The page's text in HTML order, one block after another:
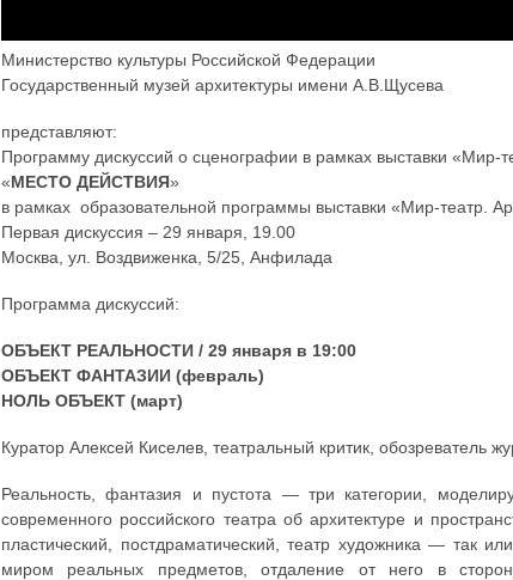
Министерство культуры Российской Федерации
Государственный музей архитектуры имени А.В.Щусева
представляют:
Программу дискуссий о сценографии в рамках выставки «Мир-
«МЕСТО ДЕЙСТВИЯ»
в рамках образовательной программы выставки «Мир-театр.
Первая дискуссия – 29 января, 19.00
Москва, ул. Воздвиженка, 5/25, Анфилада
Программа дискуссий:
ОБЪЕКТ РЕАЛЬНОСТИ / 29 января в 19:00
ОБЪЕКТ ФАНТАЗИИ (февраль)
НОЛЬ ОБЪЕКТ (март)
Куратор Алексей Киселев, театральный критик, обозреватель
Реальность, фантазия и пустота — три категории,
современного российского театра об архитектуре и
пластический, постдраматический, театр художника — так
миром реальных предметов, отдаление от него в